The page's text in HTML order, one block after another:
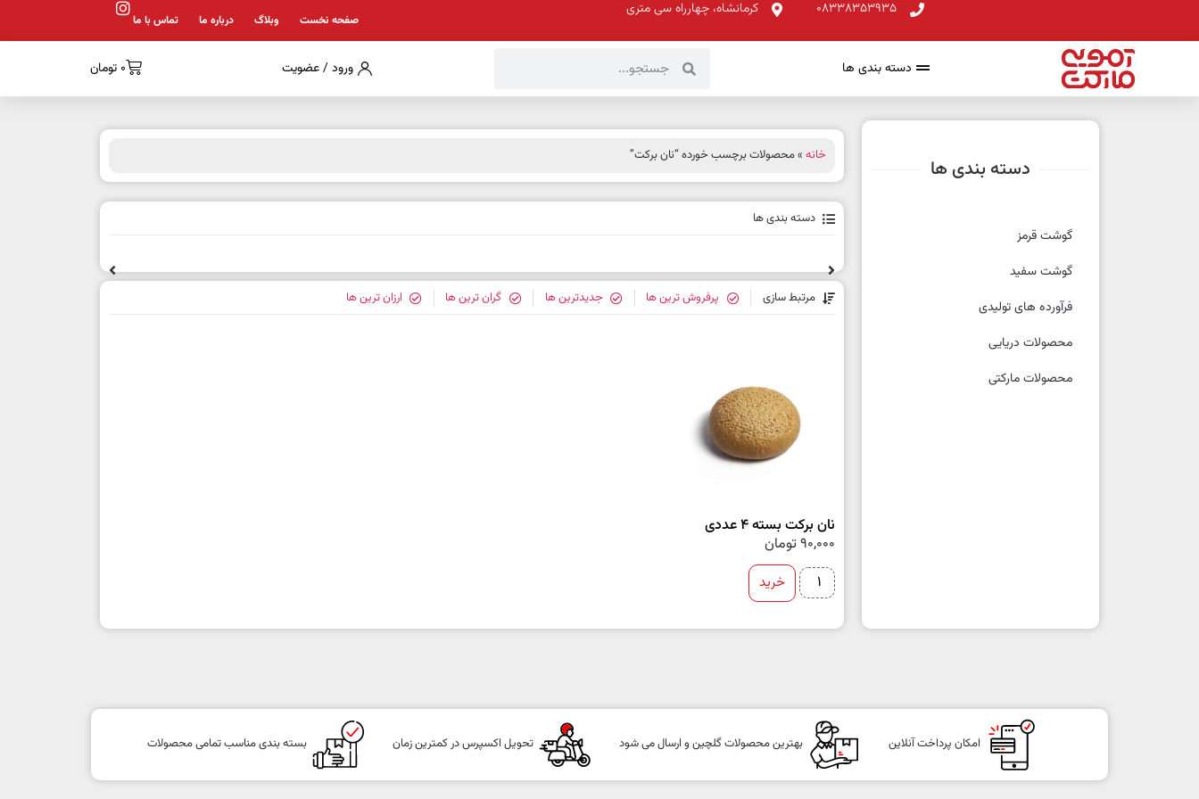
08338353935 کرمانشاه، چهارراه سی متری
صفحه نخست وبلاگ درباره ما تماس با ما
دسته بندی ها ورود / عضویت 0 تومان
دسته بندی ها
گوشت قرمز
گوشت سفید
فرآورده های تولیدی
محصولات دریایی
محصولات مارکتی
خانه» محصولات برچسب خورده “نان برکت”
دسته بندی ها
مرتبط سازی پرفروش ترین ها جدیدترین ها گران ترین ها ارزان ترین ها
نان برکت بسته 4 عددی
90,000تومان
خرید
امکان پرداخت آنلاین بهترین محصولات گلچین و ارسال می شود تحویل اکسپرس در کمترین زمان بسته بندی مناسب تمامی محصولات